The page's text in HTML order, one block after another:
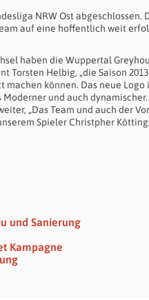
NRW Ost abgeschlossen.
auf eine hoffentlich weit
haben die Wuppertal
Torsten Helbig, „die Saison
können. Das neue Logo
und auch
„Das Team und auch der
Spieler Christpher
und Sanierung
Kampagne